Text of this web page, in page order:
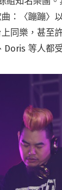
：〈蹦蹦〉
同樂，甚至
Doris 等人都